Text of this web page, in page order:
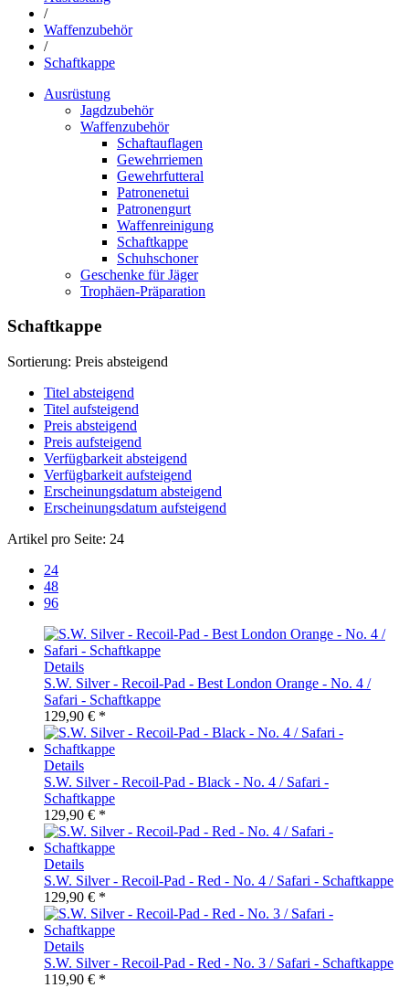
/
Waffenzubehör
/
Schaftkappe
Ausrüstung
Jagdzubehör
Waffenzubehör
Schaftauflagen
Gewehrriemen
Gewehrfutteral
Patronenetui
Patronengurt
Waffenreinigung
Schaftkappe
Schuhschoner
Geschenke für Jäger
Trophäen-Präparation
Schaftkappe
Sortierung: Preis absteigend
Titel absteigend
Titel aufsteigend
Preis absteigend
Preis aufsteigend
Verfügbarkeit absteigend
Verfügbarkeit aufsteigend
Erscheinungsdatum absteigend
Erscheinungsdatum aufsteigend
Artikel pro Seite: 24
24
48
96
Details
S.W. Silver - Recoil-Pad - Best London Orange - No. 4 /
Safari - Schaftkappe
129,90 € *
Details
S.W. Silver - Recoil-Pad - Black - No. 4 / Safari -
Schaftkappe
129,90 € *
Details
S.W. Silver - Recoil-Pad - Red - No. 4 / Safari - Schaftkappe
129,90 € *
Details
S.W. Silver - Recoil-Pad - Red - No. 3 / Safari - Schaftkappe
119,90 € *